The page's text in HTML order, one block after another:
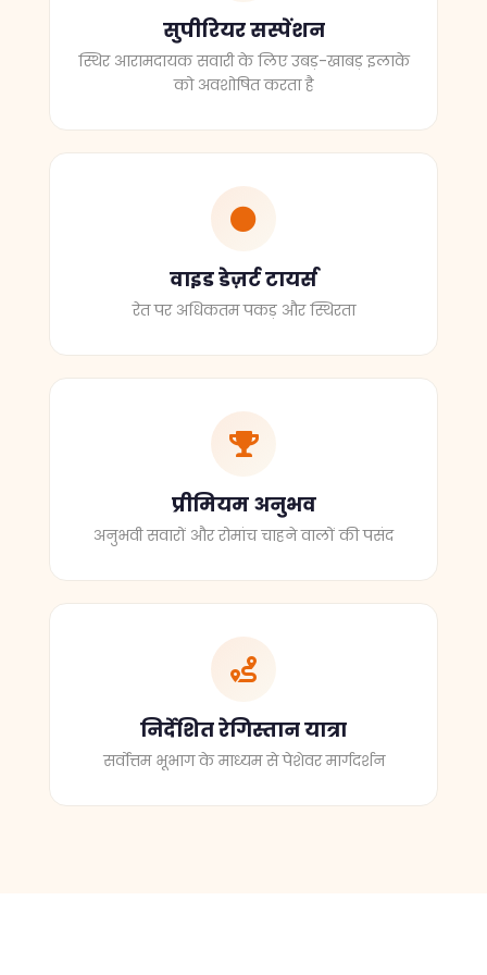
सुपीरियर सस्पेंशन
स्थिर आरामदायक सवारी के लिए उबड़-खाबड़ इलाके
को अवशोषित करता है
वाइड डेज़र्ट टायर्स
रेत पर अधिकतम पकड़ और स्थिरता
प्रीमियम अनुभव
अनुभवी सवारों और रोमांच चाहने वालों की पसंद
निर्देशित रेगिस्तान यात्रा
सर्वोत्तम भूभाग के माध्यम से पेशेवर मार्गदर्शन